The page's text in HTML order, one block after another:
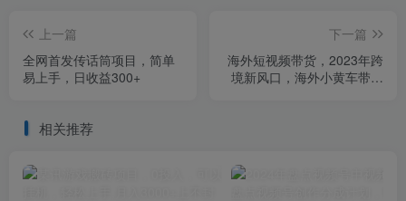
上一篇
全网首发传话筒项目，简单
易上手，日收益300+
下一篇
海外短视频带货，2023年跨
境新风口，海外小黄车带货
相关推荐